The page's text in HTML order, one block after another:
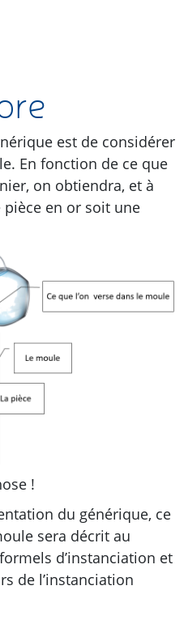
est de considérer
En fonction de ce que
on obtiendra, et à
pièce en or soit une
!
du générique, ce
sera décrit au
d’instanciation et
de l’instanciation